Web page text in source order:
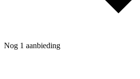
Nog 1 aanbieding